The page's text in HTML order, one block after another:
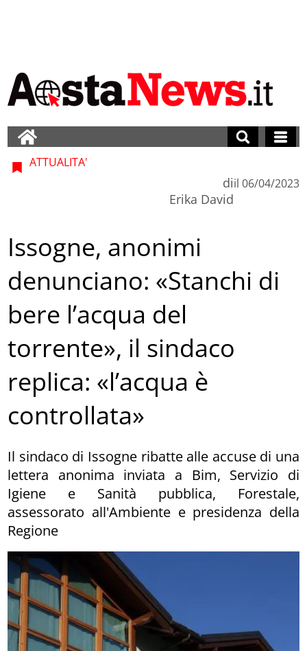
ATTUALITA'
di
Erika David
il 06/04/2023
Issogne, anonimi
denunciano: «Stanchi di
bere l’acqua del
torrente», il sindaco
replica: «l’acqua è
controllata»
Il sindaco di Issogne ribatte alle accuse di una
lettera anonima inviata a Bim, Servizio di
Igiene e Sanità pubblica, Forestale,
assessorato all'Ambiente e presidenza della
Regione